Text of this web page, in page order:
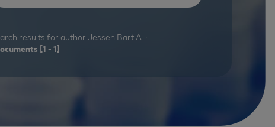
results for author Jessen Bart A. :
[1 - 1]